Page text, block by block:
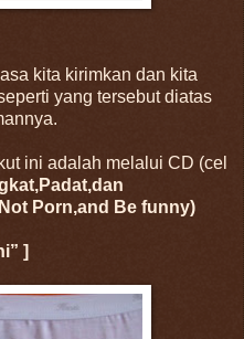
kita kirimkan dan kita
yang tersebut diatas
ini adalah melalui CD (cel
Porn,and Be funny)
]